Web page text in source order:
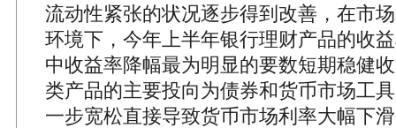
流动性紧张的状况逐步得到改善，在市
环境下，今年上半年银行理财产品的收
中收益率降幅最为明显的要数短期稳健
类产品的主要投向为债券和货币市场工
一步宽松直接导致货币市场利率大幅下